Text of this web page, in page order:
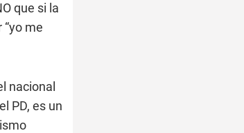
que si la
me
nacional
PD, es un